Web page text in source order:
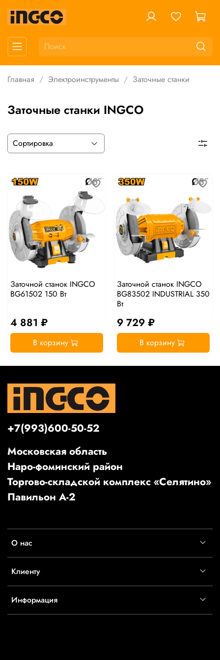
Главная Электроинструменты Заточные станки
Заточные станки INGCO
Заточной станок INGCO
BG61502 150 Вт
4 881 ₽
В корзину
Заточной станок INGCO
BG83502 INDUSTRIAL 350
Вт
9 729 ₽
В корзину
О нас
Клиенту
Информация
+7(993)600-50-52
Московская область
Наро-фоминский район
Торгово-складской комплекс «Селятино»
Павильон А-2